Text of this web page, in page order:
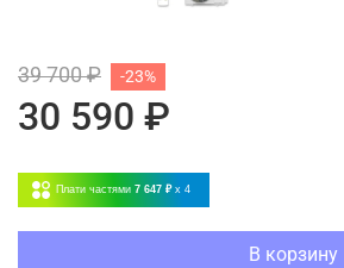
39 700 ₽
30 590 ₽
-23%
Плати частями 7 647 ₽ x 4
В корзину